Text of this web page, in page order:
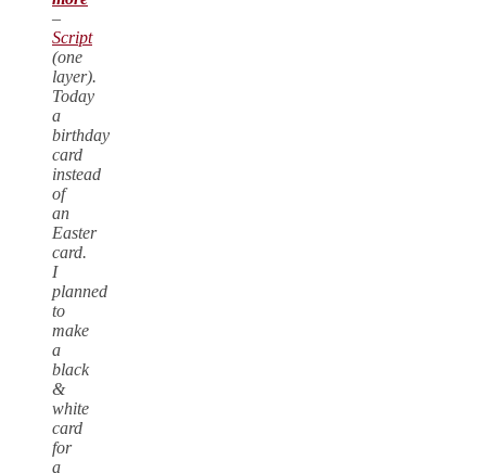
–
Script
(one
layer).
Today
a
birthday
card
instead
of
an
Easter
card.
I
planned
to
make
a
black
&
white
card
for
a